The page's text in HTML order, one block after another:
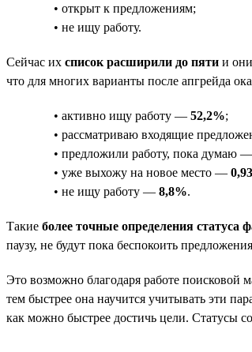
• открыт к предложениям;
• не ищу работу.
Сейчас их список расширили до пяти и
что для многих варианты после апгрейда
• активно ищу работу — 52,2%;
• рассматриваю входящие
• предложили работу, пока думаю —
• уже выхожу на новое место —
• не ищу работу — 8,8%.
Такие более точные определения статуса
паузу, не будут пока беспокоить
Это возможно благодаря работе поисковой
тем быстрее она научится учитывать эти
как можно быстрее достичь цели. Статусы